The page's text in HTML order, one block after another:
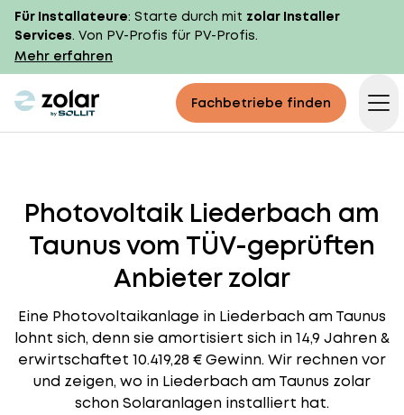
Für Installateure: Starte durch mit zolar Installer
Services. Von PV-Profis für PV-Profis.
Mehr erfahren
zolar logo Fachbetriebe finden
Photovoltaik Liederbach am
Taunus vom TÜV-geprüften
Anbieter zolar
Eine Photovoltaikanlage in Liederbach am Taunus
lohnt sich, denn sie amortisiert sich in 14,9 Jahren &
erwirtschaftet 10.419,28 € Gewinn. Wir rechnen vor
und zeigen, wo in Liederbach am Taunus zolar
schon Solaranlagen installiert hat.